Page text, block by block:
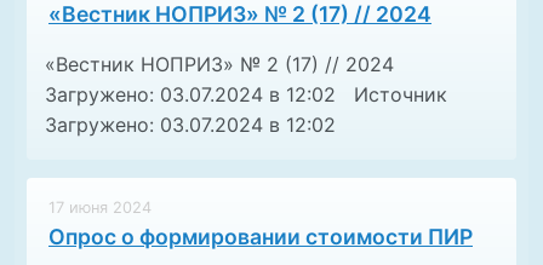
«Вестник НОПРИЗ» № 2 (17) // 2024
«Вестник НОПРИЗ» № 2 (17) // 2024
Загружено: 03.07.2024 в 12:02 Источник
Загружено: 03.07.2024 в 12:02
17 июня 2024
Опрос о формировании стоимости ПИР